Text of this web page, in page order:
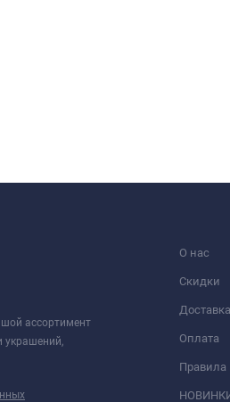
ассортимент
украшений,
О нас
Скидки
Доставка
Оплата
Правила